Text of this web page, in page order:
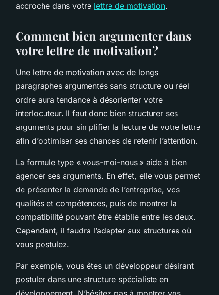
accroche dans votre lettre de motivation.
Comment bien argumenter dans
votre lettre de motivation ?
Une lettre de motivation avec de longs
paragraphes argumentés sans structure ou réel
ordre aura tendance à désorienter votre
interlocuteur. Il faut donc bien structurer ses
arguments pour simplifier la lecture de votre lettre
afin d’optimiser ses chances de retenir l’attention.
La formule type « vous-moi-nous » aide à bien
agencer ses arguments. En effet, elle vous permet
de présenter la demande de l’entreprise, vos
qualités et compétences, puis de montrer la
compatibilité pouvant être établie entre les deux.
Cependant, il faudra l’adapter aux structures où
vous postulez.
Par exemple, vous êtes un développeur désirant
postuler dans une structure spécialiste en
développement. N’hésitez pas à montrer vos